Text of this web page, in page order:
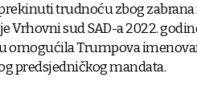
trudnoću zbog zabrana
Vrhovni sud SAD-a 2022.
omogućila Trumpova
predsjedničkog mandata.